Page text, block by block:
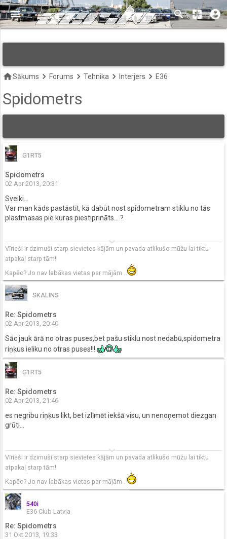
keyboard_arrow_down
menu search pages account_circle
homeSākums keyboard_arrow_right Forums keyboard_arrow_right Tehnika keyboard_arrow_right Interjers keyboard_arrow_right E36
Spidometrs
G1RT5
Spidometrs
02 Apr 2013, 20:31
Sveiki...
Var man kāds pastāstīt, kā dabūt nost spidometram stiklu no tās
plastmasas pie kuras piestiprināts... ?
keyboard_arrow_down
Vīrieši ir dzimuši starp sievietes kājām un pavada atlikušo mūžu lai tiktu
atpakaļ starp tām!
Kapēc? Jo nav labākas vietas par mājām .
SKALINS
Re: Spidometrs
02 Apr 2013, 20:40
Sāc jauk ārā no otras puses,bet pašu stiklu nost nedabū,spidometra
riņķus ieliku no otras puses!!!
G1RT5
Re: Spidometrs
02 Apr 2013, 21:46
es negribu riņķus likt, bet izlīmēt iekšā visu, un nenoņemot diezgan
grūti...
keyboard_arrow_down
Vīrieši ir dzimuši starp sievietes kājām un pavada atlikušo mūžu lai tiktu
atpakaļ starp tām!
Kapēc? Jo nav labākas vietas par mājām .
540i
E36 Club Latvia
Re: Spidometrs
31 Okt 2013, 19:33